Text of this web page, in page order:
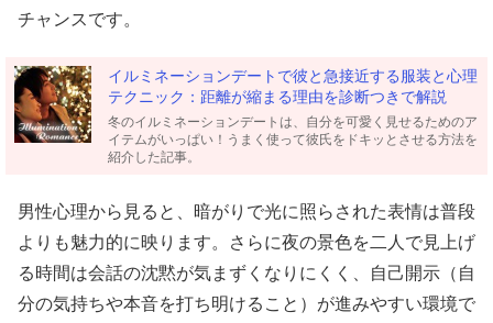
チャンスです。
イルミネーションデートで彼と急接近する服装と心理
テクニック：距離が縮まる理由を診断つきで解説
冬のイルミネーションデートは、自分を可愛く見せるためのア
イテムがいっぱい！うまく使って彼氏をドキッとさせる方法を
紹介した記事。
男性心理から見ると、暗がりで光に照らされた表情は普段
よりも魅力的に映ります。さらに夜の景色を二人で見上げ
る時間は会話の沈黙が気まずくなりにくく、自己開示（自
分の気持ちや本音を打ち明けること）が進みやすい環境で